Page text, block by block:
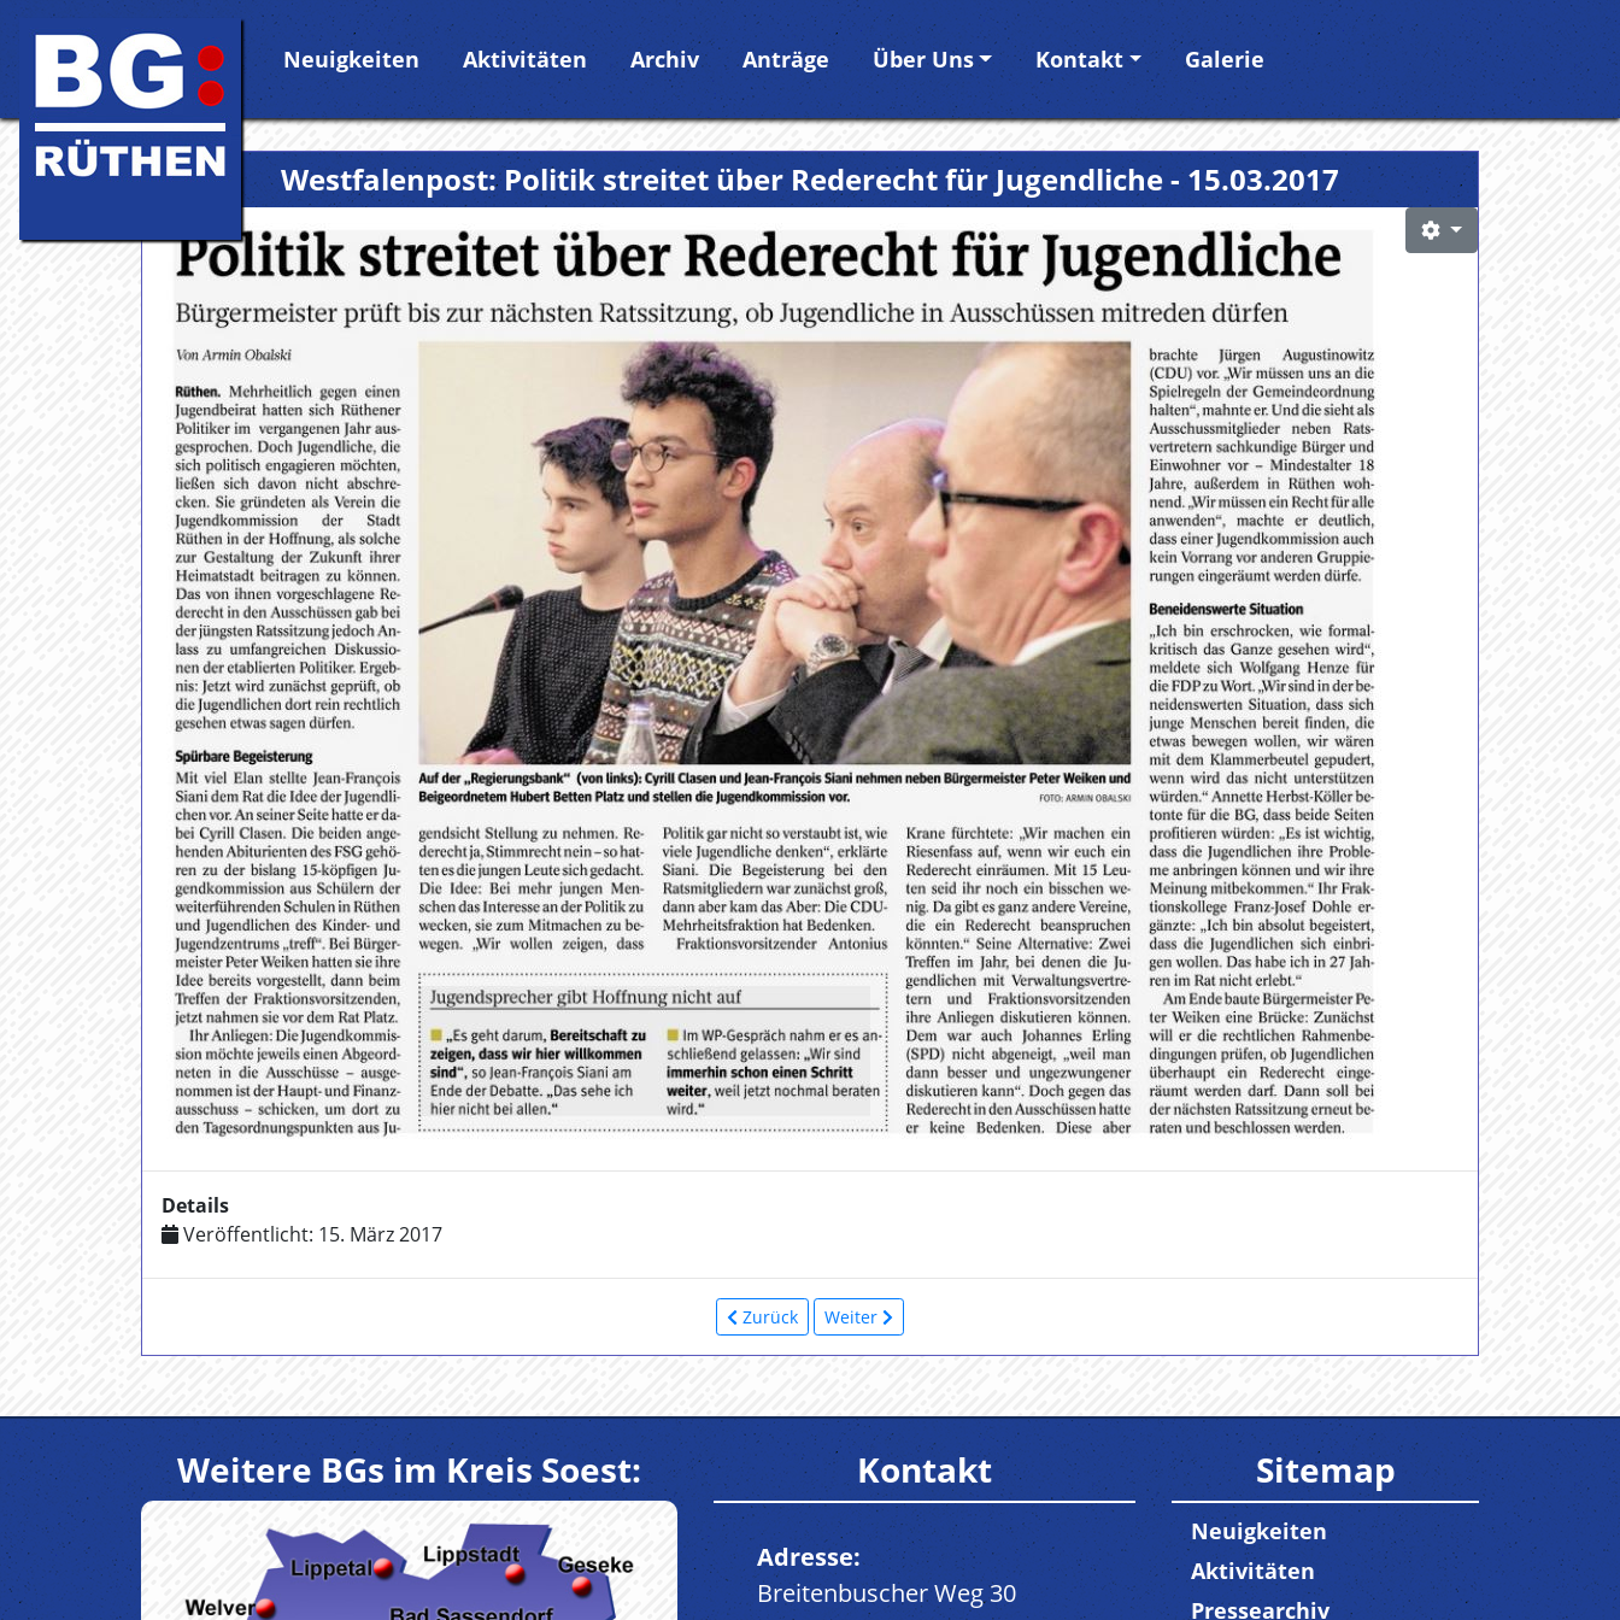
Neuigkeiten Aktivitäten Archiv Anträge Über Uns Kontakt Galerie
Westfalenpost: Politik streitet über Rederecht für Jugendliche - 15.03.2017
Details
Veröffentlicht: 15. März 2017
Zurück Weiter
Weitere BGs im Kreis Soest: Kontakt
Adresse:
Breitenbuscher Weg 30
Sitemap
Neuigkeiten
Aktivitäten
Pressearchiv